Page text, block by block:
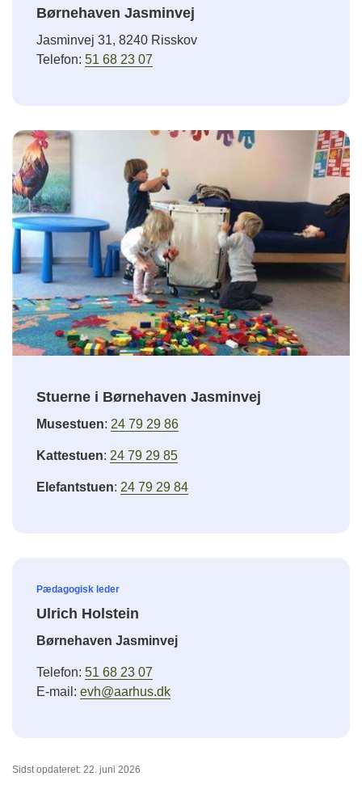
Børnehaven Jasminvej
Jasminvej 31, 8240 Risskov
Telefon: 51 68 23 07
Stuerne i Børnehaven Jasminvej
Musestuen: 24 79 29 86
Kattestuen: 24 79 29 85
Elefantstuen: 24 79 29 84
Pædagogisk leder
Ulrich Holstein
Børnehaven Jasminvej
Telefon: 51 68 23 07
E-mail: evh@aarhus.dk
Sidst opdateret: 22. juni 2026